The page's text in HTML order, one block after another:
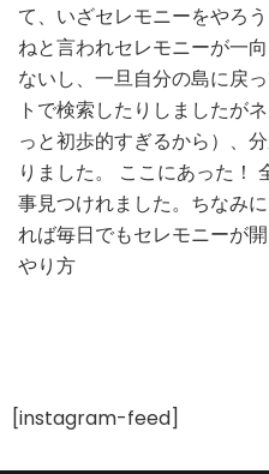
て、いざセレモニーをやろ
ねと言われセレモニーが一
ないし、一旦自分の島に戻
トで検索したりしましたが
っと初歩的すぎるから）、
りました。 ここにあった！
事見つけれました。ちなみ
れば毎日でもセレモニーが
やり方
[instagram-feed]